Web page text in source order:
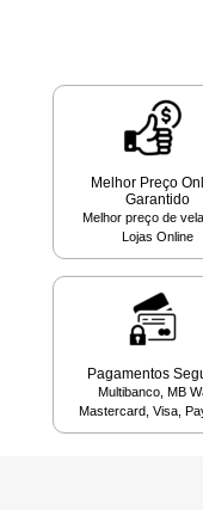
Melhor Preço
Garantido
Melhor preço de
Lojas Online
Pagamentos
Multibanco, MB
Mastercard, Visa,